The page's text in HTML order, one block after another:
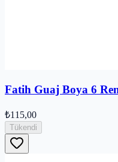
Fatih Guaj Boya 6
₺115,00
Tükendi